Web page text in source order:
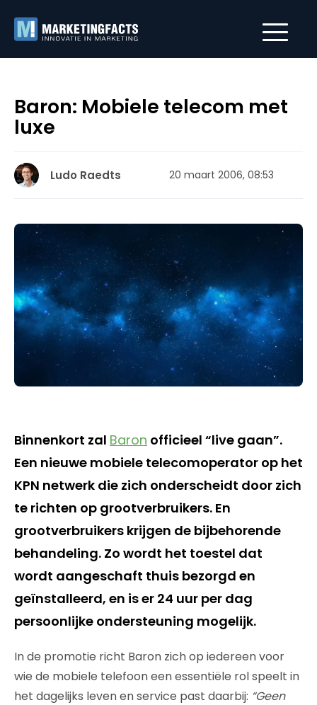
Baron: Mobiele telecom met
luxe
Ludo Raedts 20 maart 2006, 08:53
Binnenkort zal Baron officieel “live gaan”.
Een nieuwe mobiele telecomoperator op het
KPN netwerk die zich onderscheidt door zich
te richten op grootverbruikers. En
grootverbruikers krijgen de bijbehorende
behandeling. Zo wordt het toestel dat
wordt aangeschaft thuis bezorgd en
geïnstalleerd, en is er 24 uur per dag
persoonlijke ondersteuning mogelijk.
In de promotie richt Baron zich op iedereen voor
wie de mobiele telefoon een essentiële rol speelt in
het dagelijks leven en service past daarbij: “Geen